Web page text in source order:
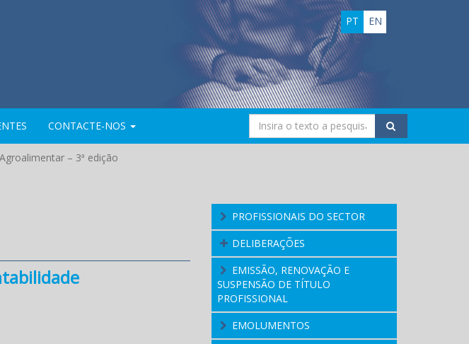
EN
PT
CONTACTE-NOS
– 3ª edição
PROFISSIONAIS DO SECTOR
DELIBERAÇÕES
EMISSÃO, RENOVAÇÃO E
SUSPENSÃO DE TÍTULO
PROFISSIONAL
EMOLUMENTOS